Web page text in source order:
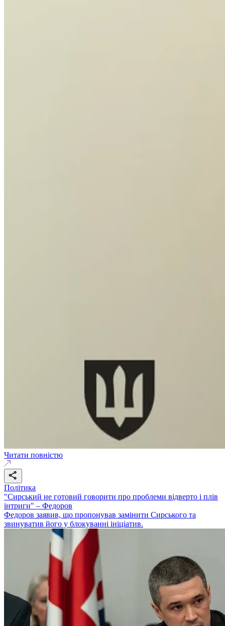
Читати повністю
Політика
"Сирський не готовий говорити про проблеми відверто і плів
інтриги" – Федоров
Федоров заявив, що пропонував замінити Сирського та
звинуватив його у блокуванні ініціатив.